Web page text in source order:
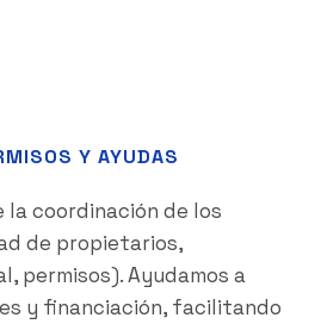
Y AYUDAS
la coordinación de los
de propietarios,
permisos). Ayudamos a
y financiación, facilitando